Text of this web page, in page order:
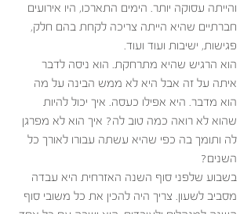
והייתה עסוקה יותר. הימים התארכו, היו אירועים
חברתיים שהיא הייתה צריכה לקחת בהם חלק,
פגישות, ישיבות ועוד ועוד.
הוא הרגיש שהיא מתרחקת. הוא ניסה לדבר
איתה על זה אבל היא לא ממש הבינה על מה
הוא מדבר. היא אפילו כעסה. איך יכול להיות
שהוא לא רואה כמה טוב לה? איך הוא לא מפרגן
לה ותומך בה כפי שהיא עשתה עבורו לאורך כל
השנים?
בשבוע שלפני סוף השנה האזרחית היא עבדה
מסביב לשעון. צריך היה להכין את כל משובי סוף